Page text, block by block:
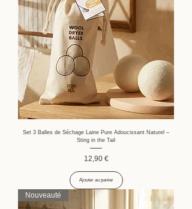
Set 3 Balles de Séchage Laine Pure Adoucissant Naturel –
Sting in the Tail
Prix
12,90 €
Ajouter au panier
Nouveauté